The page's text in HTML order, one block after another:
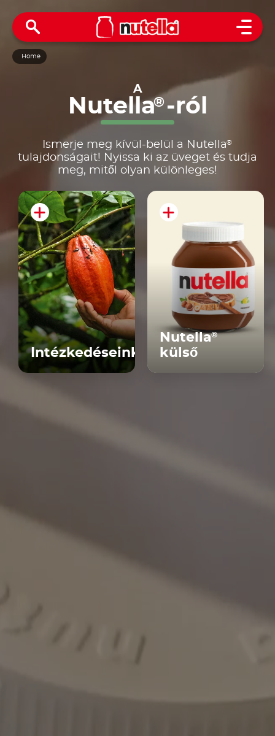
Open
Home
A
Nutella® -ról
Ismerje meg kívül-belül a Nutella®
tulajdonságait! Nyissa ki az üveget és tudja
meg, mitől olyan különleges!
Intézkedéseink
Nutella®
külső